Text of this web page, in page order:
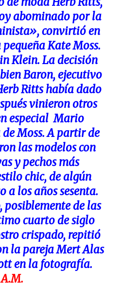
abominado por la
convirtió en
Kate Moss.
Klein. La decisión
Baron, ejecutivo
Ritts había dado
vinieron otros
especial Mario
Moss. A partir de
las modelos con
y pechos más
chic, de algún
a los años sesenta.
posiblemente de las
cuarto de siglo
crispado, repitió
la pareja Mert Alas
en la fotografía.
A.M.